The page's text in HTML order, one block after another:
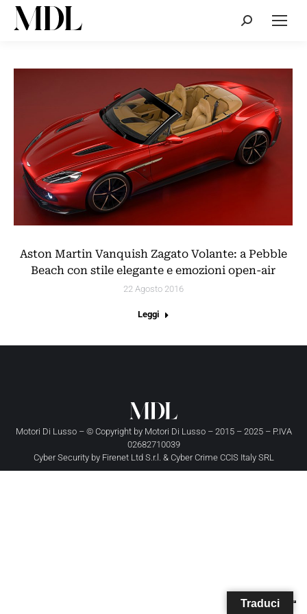
Cerca:
Aston Martin Vanquish Zagato Volante: a Pebble
Beach con stile elegante e emozioni open-air
22 Agosto 2016
Leggi
Motori Di Lusso – © Copyright by Motori Di Lusso– 2015 – 2025 – P.IVA
02682710039
Cyber Security by Firenet Ltd S.r.l. & Cyber Crime CCIS Italy SRL
Traduci